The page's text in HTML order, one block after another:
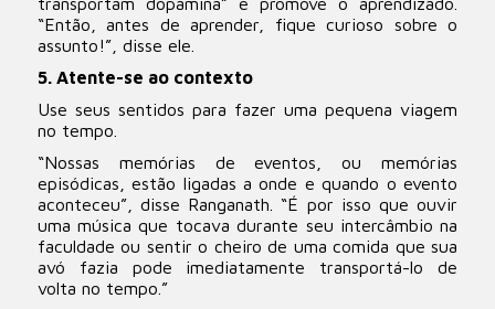
“Então, antes de aprender, fique curioso sobre o
assunto!”, disse ele.
5. Atente-se ao contexto
Use seus sentidos para fazer uma pequena viagem
no tempo.
“Nossas memórias de eventos, ou memórias
episódicas, estão ligadas a onde e quando o evento
aconteceu”, disse Ranganath. “É por isso que ouvir
uma música que tocava durante seu intercâmbio na
faculdade ou sentir o cheiro de uma comida que sua
avó fazia pode imediatamente transportá-lo de
volta no tempo.”